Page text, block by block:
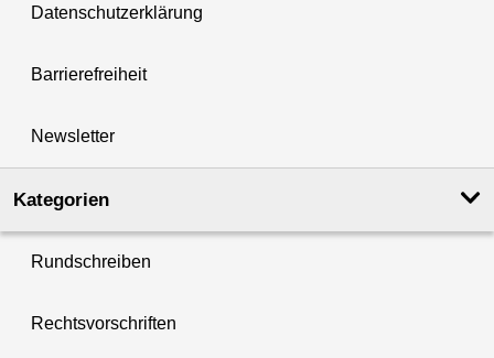
Datenschutzerklärung
Barrierefreiheit
Newsletter
Kategorien
Rundschreiben
Rechtsvorschriften